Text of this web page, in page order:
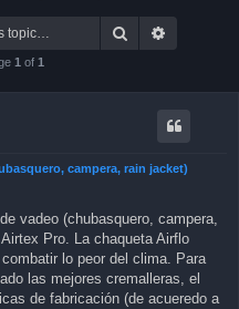
Search
1 of 1
campera, rain jacket)
vadeo (chubasquero, campera,
Pro. La chaqueta Airflo
lo peor del clima. Para
las mejores cremalleras, el
de fabricación (de acueredo a